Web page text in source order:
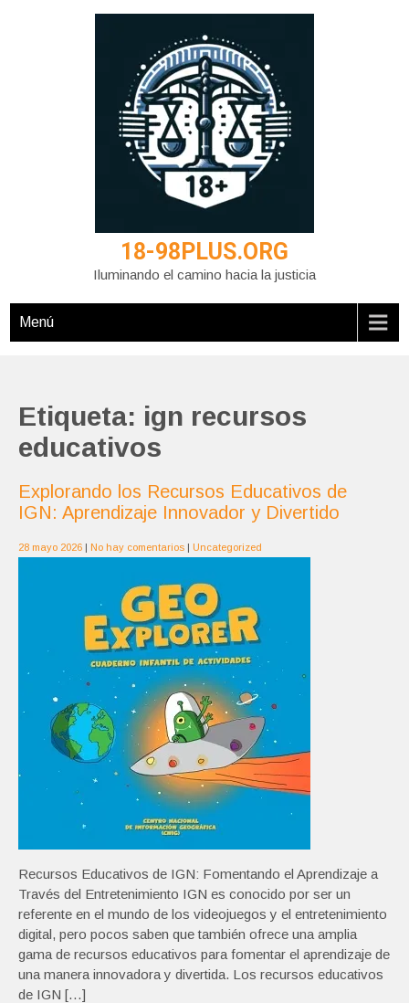
18-98PLUS.ORG
Iluminando el camino hacia la justicia
Menú
Etiqueta: ign recursos
educativos
Explorando los Recursos Educativos de
IGN: Aprendizaje Innovador y Divertido
28 mayo 2026 | No hay comentarios | Uncategorized
Recursos Educativos de IGN: Fomentando el Aprendizaje a
Través del Entretenimiento IGN es conocido por ser un
referente en el mundo de los videojuegos y el entretenimiento
digital, pero pocos saben que también ofrece una amplia
gama de recursos educativos para fomentar el aprendizaje de
una manera innovadora y divertida. Los recursos educativos
de IGN […]